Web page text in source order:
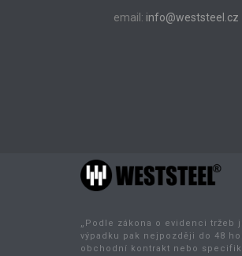
email: info@weststeel.cz
„Podle zákona o evidenci tržeb
výpadku pak nejpozději do 48
obchodní kontrakt nebo